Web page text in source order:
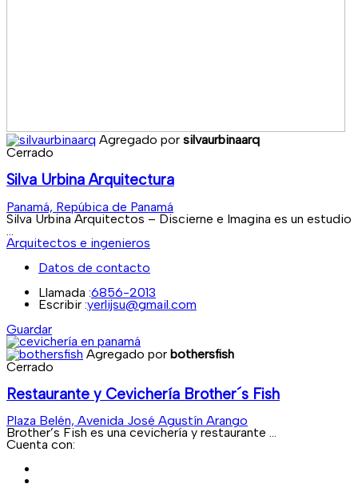
Agregado por silvaurbinaarq
Cerrado
Silva Urbina Arquitectura
Panamá, Repúbica de Panamá
Silva Urbina Arquitectos – Discierne e Imagina es un estudio
Arquitectos e ingenieros
Datos de contacto
Llamada :6856-2013
Escribir :yerlijsu@gmail.com
Guardar
Agregado por bothersfish
Cerrado
Restaurante y Cevichería Brother´s Fish
Plaza Belén, Avenida José Agustín Arango
Brother’s Fish es una cevichería y restaurante ...
Cuenta con: